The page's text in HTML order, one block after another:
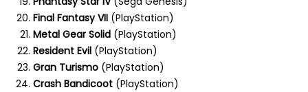
Final Fantasy VII (PlayStation)
Metal Gear Solid (PlayStation)
Resident Evil (PlayStation)
Gran Turismo (PlayStation)
Crash Bandicoot (PlayStation)